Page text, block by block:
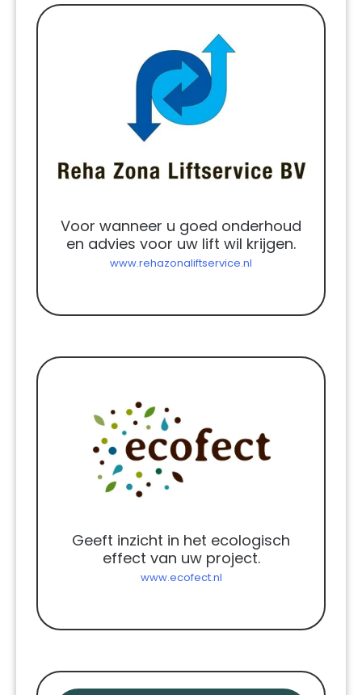
Voor wanneer u goed onderhoud
en advies voor uw lift wil krijgen.
www.rehazonaliftservice.nl
Geeft inzicht in het ecologisch
effect van uw project.
www.ecofect.nl